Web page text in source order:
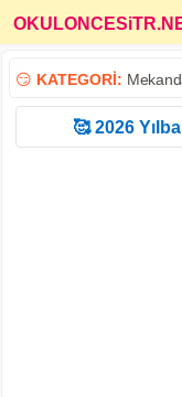
😏 KATEGORİ:
🥰 2026